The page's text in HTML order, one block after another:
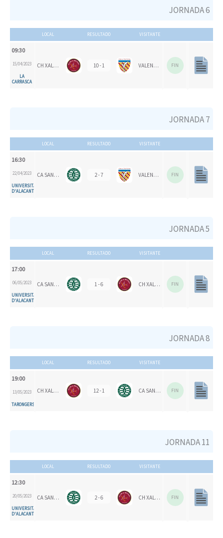
JORNADA 6
LOCAL RESULTADO VISITANTE
09:30
15/04/2023
LA
CARRASCA
CH XALOC 10 - 1 VALENCIA CH FIN
JORNADA 7
LOCAL RESULTADO VISITANTE
16:30
22/04/2023
UNIVERSITAT
D'ALACANT
CA SAN VICENTE 2 - 7 VALENCIA CH FIN
JORNADA 5
LOCAL RESULTADO VISITANTE
17:00
06/05/2023
UNIVERSITAT
D'ALACANT
CA SAN VICENTE 1 - 6 CH XALOC FIN
JORNADA 8
LOCAL RESULTADO VISITANTE
19:00
13/05/2023
TARONGERS
CH XALOC 12 - 1 CA SAN VICENTE FIN
JORNADA 11
LOCAL RESULTADO VISITANTE
12:30
20/05/2023
UNIVERSITAT
D'ALACANT
CA SAN VICENTE 2 - 6 CH XALOC FIN